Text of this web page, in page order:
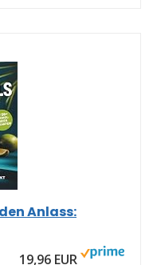
Anlass:
19,96 EUR